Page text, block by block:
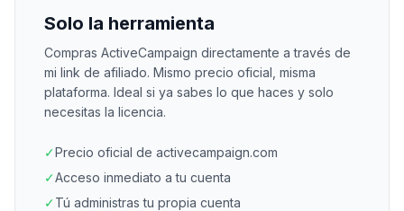
Solo la herramienta
Compras ActiveCampaign directamente a través de
mi link de afiliado. Mismo precio oficial, misma
plataforma. Ideal si ya sabes lo que haces y solo
necesitas la licencia.
✓Precio oficial de activecampaign.com
✓Acceso inmediato a tu cuenta
✓Tú administras tu propia cuenta